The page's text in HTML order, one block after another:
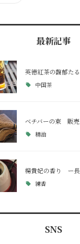
最新記事
英徳紅茶の馥郁た
中国茶
ベチバーの束 販売
精油
楊貴妃の香り ー
練香
SNS